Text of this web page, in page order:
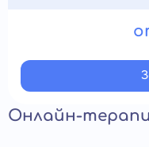
Онлайн-